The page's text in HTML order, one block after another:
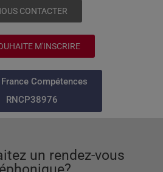
CONTACTER
M'INSCRIRE
Compétences
RNCP38976
un rendez-vous